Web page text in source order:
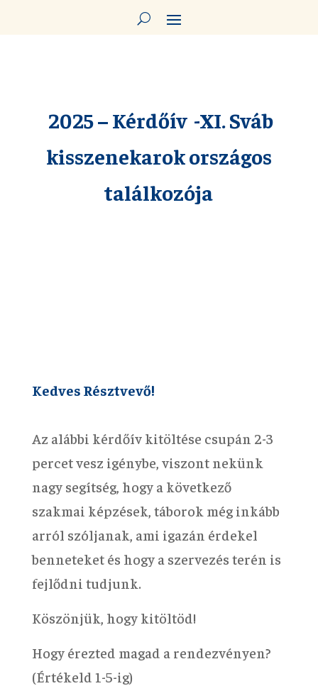
2025 – Kérdőív -XI. Sváb
kisszenekarok országos
találkozója
Kedves Résztvevő!
Az alábbi kérdőív kitöltése csupán 2-3
percet vesz igénybe, viszont nekünk
nagy segítség, hogy a következő
szakmai képzések, táborok még inkább
arról szóljanak, ami igazán érdekel
benneteket és hogy a szervezés terén is
fejlődni tudjunk.
Köszönjük, hogy kitöltöd!
Hogy érezted magad a rendezvényen?
(Értékeld 1-5-ig)